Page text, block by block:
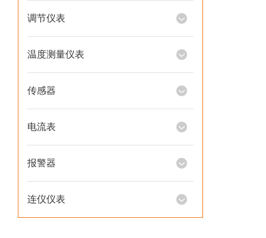
调节仪表
温度测量仪表
传感器
电流表
报警器
连仪仪表